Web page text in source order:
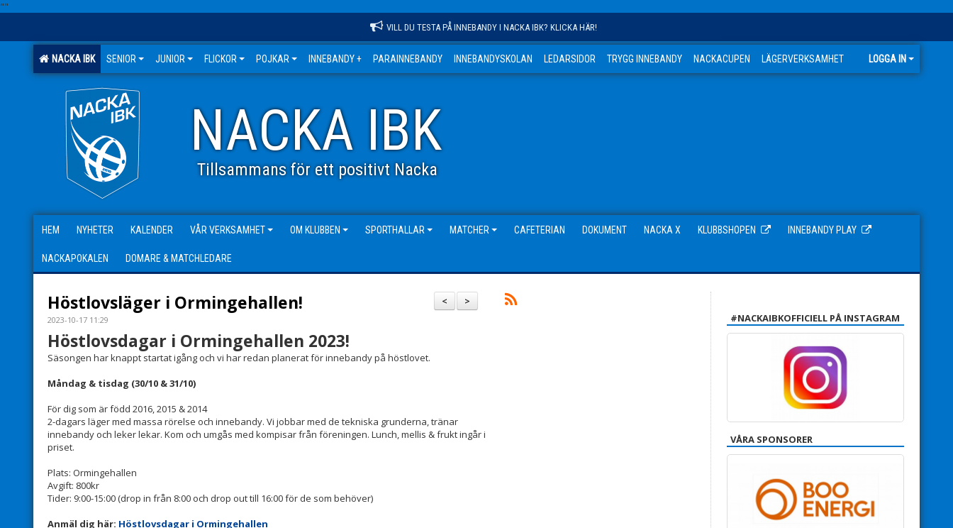
""
VILL DU TESTA PÅ INNEBANDY I NACKA IBK? KLICKA HÄR!
NACKA IBK SENIOR JUNIOR FLICKOR POJKAR INNEBANDY + PARAINNEBANDY INNEBANDYSKOLAN LEDARSIDOR TRYGG INNEBANDY NACKACUPEN LÄGERVERKSAMHET LOGGA IN
NACKA IBK
Tillsammans för ett positivt Nacka
HEM NYHETER KALENDER VÅR VERKSAMHET OM KLUBBEN SPORTHALLAR MATCHER CAFETERIAN DOKUMENT NACKA X KLUBBSHOPEN INNEBANDY PLAY
NACKAPOKALEN DOMARE & MATCHLEDARE
>
<
Höstlovsläger i Ormingehallen!
2023-10-17 11:29
Höstlovsdagar i Ormingehallen 2023!
Säsongen har knappt startat igång och vi har redan planerat för innebandy på höstlovet.
Måndag & tisdag (30/10 & 31/10)
För dig som är född 2016, 2015 & 2014
2-dagars läger med massa rörelse och innebandy. Vi jobbar med de tekniska grunderna, tränar
innebandy och leker lekar. Kom och umgås med kompisar från föreningen. Lunch, mellis & frukt ingår i
priset.
Plats: Ormingehallen
Avgift: 800kr
Tider: 9:00-15:00 (drop in från 8:00 och drop out till 16:00 för de som behöver)
Anmäl dig här: Höstlovsdagar i Ormingehallen
#NACKAIBKOFFICIELL PÅ INSTAGRAM
VÅRA SPONSORER